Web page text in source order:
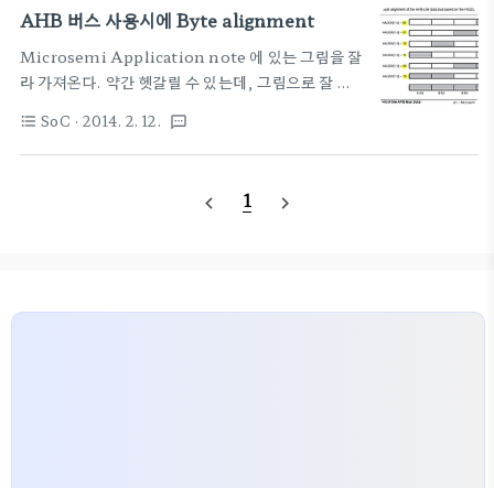
서 간단하게 tm으로 적어둔다. UART, PWM, I2C, SPI 머 이런 인
터페이스 블럭은 올려서 해 볼 만한 보드다운로드 툴이 따로 제공되니 다
른 고민은 좀 덜하고 설계에 집중가능해당 홈페이지에서 필요한 자료 몇
개 링크 정보 가져와서 저장5/31/11 Nexys 3
schematicsDownload1/21/14 Nexys 3 reference
AHB 버스 사용시에 Byte alignment
Microsemi Application note 에 있는 그림을 잘
라 가져온다. 약간 헷갈릴 수 있는데, 그림으로 잘 그
을 하니 바이트 동작을 하는 경우 alignment가 신경
쓰인다. 그냥 콱 4바이트 전용으로 동작하면 좋으련만
HADDR의 하위 2비트를 옵셋으로 사용하고,
경우가 생긴다. (상상일 수 있지만, HADDR[1:0] =
format_list_bulleted SoC · 2014. 2. 12. textsms
navigate_before 1 navigate_next